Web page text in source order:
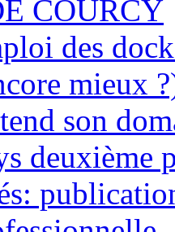
COURCY
des
mieux
son
deuxième